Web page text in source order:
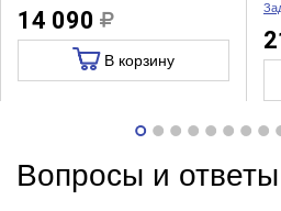
14 090
В корзину
Вопросы и